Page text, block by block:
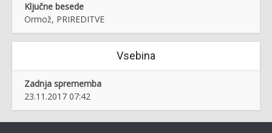
Ključne besede
Ormož, PRIREDITVE
Vsebina
Zadnja sprememba
23.11.2017 07:42